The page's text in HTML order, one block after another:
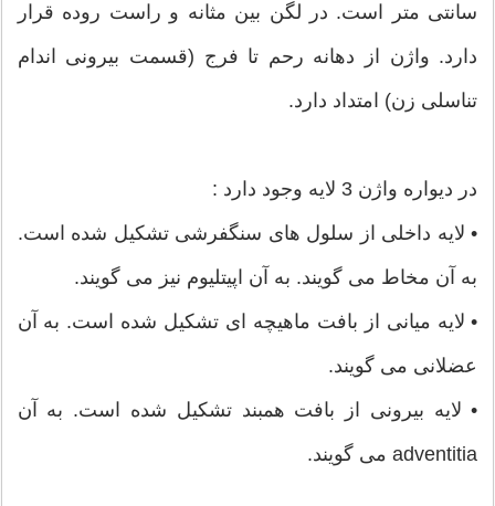
سانتی متر است. در لگن بین مثانه و راست روده قرار
دارد. واژن از دهانه رحم تا فرج (قسمت بیرونی اندام
تناسلی زن) امتداد دارد.
در دیواره واژن 3 لایه وجود دارد :
• لایه داخلی از سلول های سنگفرشی تشکیل شده است.
به آن مخاط می گویند. به آن اپیتلیوم نیز می گویند.
• لایه میانی از بافت ماهیچه ای تشکیل شده است. به آن
عضلانی می گویند.
• لایه بیرونی از بافت همبند تشکیل شده است. به آن
adventitia می گویند.